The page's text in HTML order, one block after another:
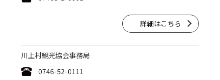
詳細はこちら
川上村観光協会事務局
0746-52-0111